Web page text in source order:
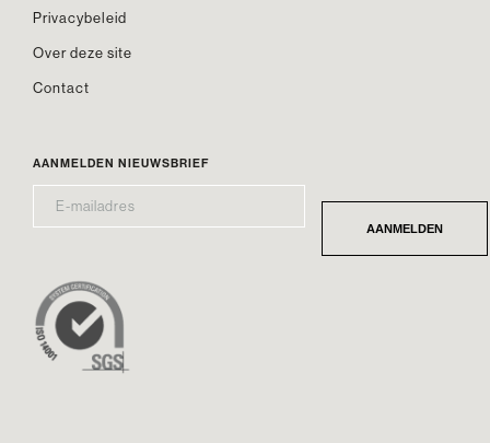
Privacybeleid
Over deze site
Contact
AANMELDEN NIEUWSBRIEF
MAILADRES* AANMELDEN